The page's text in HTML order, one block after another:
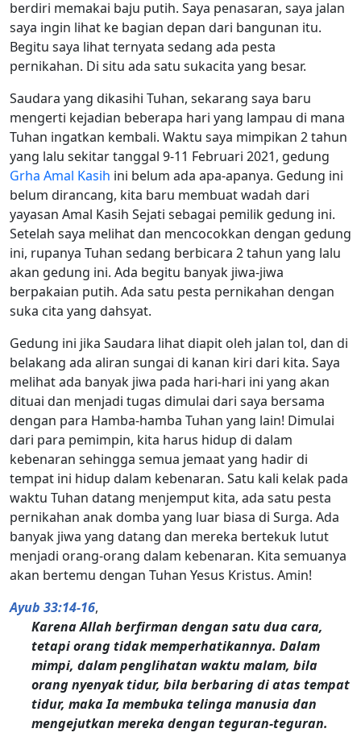
berdiri memakai baju putih. Saya penasaran, saya jalan
saya ingin lihat ke bagian depan dari bangunan itu.
Begitu saya lihat ternyata sedang ada pesta
pernikahan. Di situ ada satu sukacita yang besar.
Saudara yang dikasihi Tuhan, sekarang saya baru
mengerti kejadian beberapa hari yang lampau di mana
Tuhan ingatkan kembali. Waktu saya mimpikan 2 tahun
yang lalu sekitar tanggal 9-11 Februari 2021, gedung
Grha Amal Kasih ini belum ada apa-apanya. Gedung ini
belum dirancang, kita baru membuat wadah dari
yayasan Amal Kasih Sejati sebagai pemilik gedung ini.
Setelah saya melihat dan mencocokkan dengan gedung
ini, rupanya Tuhan sedang berbicara 2 tahun yang lalu
akan gedung ini. Ada begitu banyak jiwa-jiwa
berpakaian putih. Ada satu pesta pernikahan dengan
suka cita yang dahsyat.
Gedung ini jika Saudara lihat diapit oleh jalan tol, dan di
belakang ada aliran sungai di kanan kiri dari kita. Saya
melihat ada banyak jiwa pada hari-hari ini yang akan
dituai dan menjadi tugas dimulai dari saya bersama
dengan para Hamba-hamba Tuhan yang lain! Dimulai
dari para pemimpin, kita harus hidup di dalam
kebenaran sehingga semua jemaat yang hadir di
tempat ini hidup dalam kebenaran. Satu kali kelak pada
waktu Tuhan datang menjemput kita, ada satu pesta
pernikahan anak domba yang luar biasa di Surga. Ada
banyak jiwa yang datang dan mereka bertekuk lutut
menjadi orang-orang dalam kebenaran. Kita semuanya
akan bertemu dengan Tuhan Yesus Kristus. Amin!
Ayub 33:14-16,
Karena Allah berfirman dengan satu dua cara,
tetapi orang tidak memperhatikannya. Dalam
mimpi, dalam penglihatan waktu malam, bila
orang nyenyak tidur, bila berbaring di atas tempat
tidur, maka Ia membuka telinga manusia dan
mengejutkan mereka dengan teguran-teguran.